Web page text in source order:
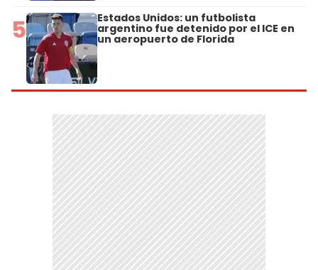
5 Estados Unidos: un futbolista
argentino fue detenido por el ICE en
un aeropuerto de Florida